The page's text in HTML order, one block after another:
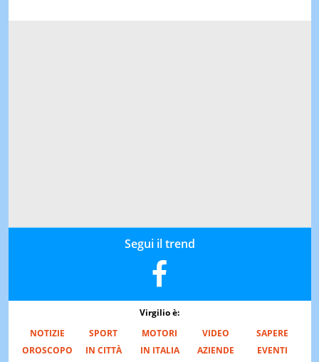
Segui il trend
Virgilio è:
NOTIZIE
SPORT MOTORI VIDEO
SAPERE
OROSCOPO
IN CITTÀ IN ITALIA AZIENDE EVENTI